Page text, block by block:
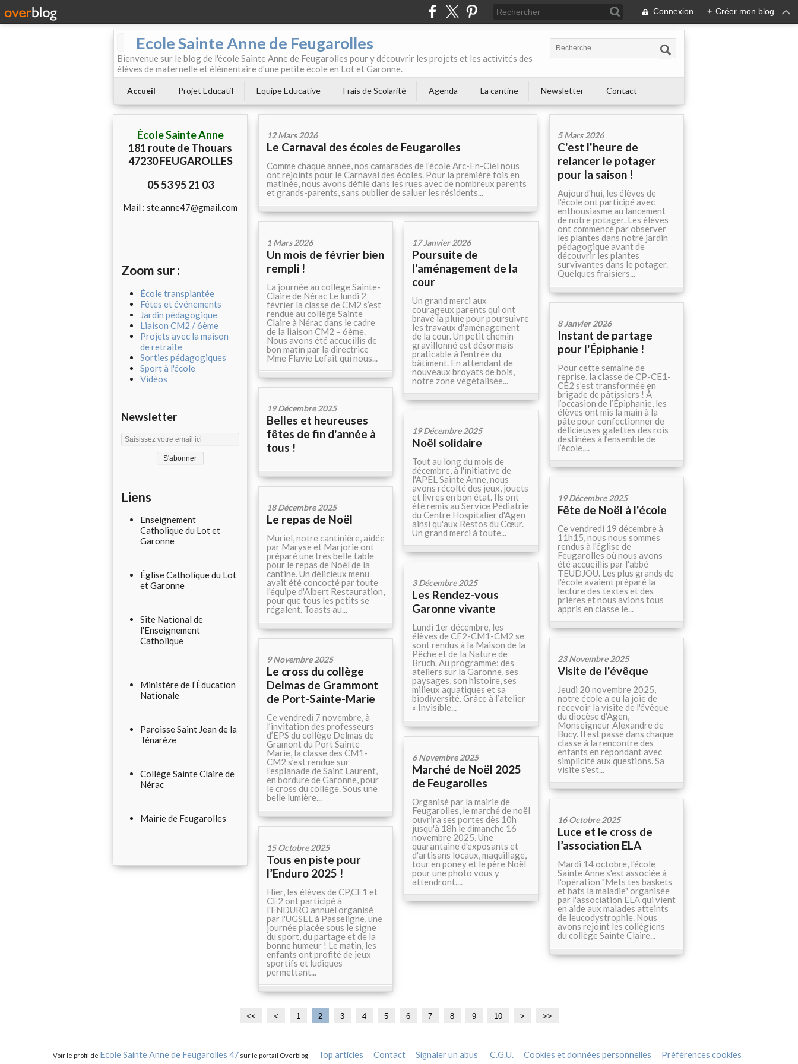
Connexion + Créer mon blog
Ecole Sainte Anne de Feugarolles
Bienvenue sur le blog de l'école Sainte Anne de Feugarolles pour y découvrir les projets et les activités des
élèves de maternelle et élémentaire d'une petite école en Lot et Garonne.
Accueil Projet Educatif Equipe Educative Frais de Scolarité Agenda La cantine Newsletter Contact
École Sainte Anne
181 route de Thouars
47230 FEUGAROLLES
05 53 95 21 03
Mail : ste.anne47@gmail.com
Zoom sur :
École transplantée
Fêtes et événements
Jardin pédagogique
Liaison CM2 / 6ème
Projets avec la maison
de retraite
Sorties pédagogiques
Sport à l'école
Vidéos
Newsletter
Liens
Enseignement
Catholique du Lot et
Garonne
Église Catholique du Lot
et Garonne
Site National de
l'Enseignement
Catholique
Ministère de l’Éducation
Nationale
Paroisse Saint Jean de la
Ténarèze
Collège Sainte Claire de
Nérac
Mairie de Feugarolles
12 Mars 2026
Le Carnaval des écoles de Feugarolles
Comme chaque année, nos camarades de l’école Arc-En-Ciel nous
ont rejoints pour le Carnaval des écoles. Pour la première fois en
matinée, nous avons défilé dans les rues avec de nombreux parents
et grands-parents, sans oublier de saluer les résidents...
5 Mars 2026
C'est l'heure de
relancer le potager
pour la saison !
Aujourd'hui, les élèves de
l'école ont participé avec
enthousiasme au lancement
de notre potager. Les élèves
ont commencé par observer
les plantes dans notre jardin
pédagogique avant de
découvrir les plantes
survivantes dans le potager.
Quelques fraisiers...
1 Mars 2026
Un mois de février bien
rempli !
La journée au collège Sainte-
Claire de Nérac Le lundi 2
février la classe de CM2 s’est
rendue au collège Sainte
Claire à Nérac dans le cadre
de la liaison CM2 – 6ème.
Nous avons été accueillis de
bon matin par la directrice
Mme Flavie Lefait qui nous...
17 Janvier 2026
Poursuite de
l'aménagement de la
cour
Un grand merci aux
courageux parents qui ont
bravé la pluie pour poursuivre
les travaux d'aménagement
de la cour. Un petit chemin
gravillonné est désormais
praticable à l'entrée du
bâtiment. En attendant de
nouveaux broyats de bois,
notre zone végétalisée...
8 Janvier 2026
Instant de partage
pour l'Épiphanie !
Pour cette semaine de
reprise, la classe de CP-CE1-
CE2 s’est transformée en
brigade de pâtissiers ! À
l’occasion de l’Épiphanie, les
élèves ont mis la main à la
pâte pour confectionner de
délicieuses galettes des rois
destinées à l’ensemble de
l’école,...
19 Décembre 2025
Belles et heureuses
fêtes de fin d'année à
tous !
19 Décembre 2025
Noël solidaire
Tout au long du mois de
décembre, à l'initiative de
l'APEL Sainte Anne, nous
avons récolté des jeux, jouets
et livres en bon état. Ils ont
été remis au Service Pédiatrie
du Centre Hospitalier d'Agen
ainsi qu'aux Restos du Cœur.
Un grand merci à toute...
19 Décembre 2025
Fête de Noël à l'école
Ce vendredi 19 décembre à
11h15, nous nous sommes
rendus à l'église de
Feugarolles où nous avons
été accueillis par l'abbé
TEUDJOU. Les plus grands de
l'école avaient préparé la
lecture des textes et des
prières et nous avions tous
appris en classe le...
18 Décembre 2025
Le repas de Noël
Muriel, notre cantinière, aidée
par Maryse et Marjorie ont
préparé une très belle table
pour le repas de Noël de la
cantine. Un délicieux menu
avait été concocté par toute
l'équipe d'Albert Restauration,
pour que tous les petits se
régalent. Toasts au...
3 Décembre 2025
Les Rendez-vous
Garonne vivante
Lundi 1er décembre, les
élèves de CE2-CM1-CM2 se
sont rendus à la Maison de la
Pêche et de la Nature de
Bruch. Au programme: des
ateliers sur la Garonne, ses
paysages, son histoire, ses
milieux aquatiques et sa
biodiversité. Grâce à l’atelier
« Invisible...
23 Novembre 2025
Visite de l'évêque
Jeudi 20 novembre 2025,
notre école a eu la joie de
recevoir la visite de l'évêque
du diocèse d'Agen,
Monseigneur Alexandre de
Bucy. Il est passé dans chaque
classe à la rencontre des
enfants en répondant avec
simplicité aux questions. Sa
visite s'est...
9 Novembre 2025
Le cross du collège
Delmas de Grammont
de Port-Sainte-Marie
Ce vendredi 7 novembre, à
l’invitation des professeurs
d’EPS du collège Delmas de
Gramont du Port Sainte
Marie, la classe des CM1-
CM2 s’est rendue sur
l’esplanade de Saint Laurent,
en bordure de Garonne, pour
le cross du collège. Sous une
belle lumière...
6 Novembre 2025
Marché de Noël 2025
de Feugarolles
Organisé par la mairie de
Feugarolles, le marché de noël
ouvrira ses portes dès 10h
jusqu'à 18h le dimanche 16
novembre 2025. Une
quarantaine d'exposants et
d'artisans locaux, maquillage,
tour en poney et le père Noël
pour une photo vous y
attendront....
16 Octobre 2025
Luce et le cross de
l’association ELA
Mardi 14 octobre, l'école
Sainte Anne s'est associée à
l'opération "Mets tes baskets
et bats la maladie" organisée
par l'association ELA qui vient
en aide aux malades atteints
de leucodystrophie. Nous
avons rejoint les collégiens
du collège Sainte Claire...
15 Octobre 2025
Tous en piste pour
l’Enduro 2025 !
Hier, les élèves de CP,CE1 et
CE2 ont participé à
l'ENDURO annuel organisé
par l'UGSEL à Passeligne, une
journée placée sous le signe
du sport, du partage et de la
bonne humeur ! Le matin, les
enfants ont profité de jeux
sportifs et ludiques
permettant...
<< < 1 2 3 4 5 6 7 8 9 10
2
3
> >>
Voir le profil de Ecole Sainte Anne de Feugarolles 47 sur le portail Overblog Top articles Contact Signaler un abus C.G.U. Cookies et données personnelles Préférences cookies